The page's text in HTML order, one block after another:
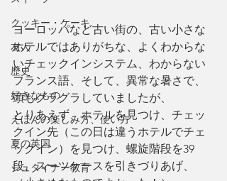
クッキー・ケーキ
友人
歴史
好きなもの
えほんの楽しみ方、使い方
夏の英国
シュタイナー教育
ヨーロッパなど古い街の、古い小さな
ホテルではありがちな、よくわからな
いチェックインシステム、わからない
フランス語、そして、異常な暑さで、
頭もグラグラしていましたが、
とりあえず、ホテルを見つけ、チェッ
クイン先（この日は違うホテルでチェ
ックイン）を見つけ、螺旋階段を39
段、スーツケースを引きづりあげ、